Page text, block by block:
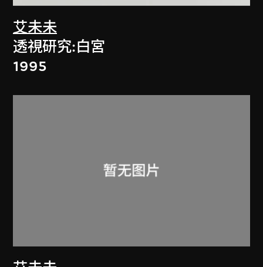
艾未未
透視研究:白宮
1995